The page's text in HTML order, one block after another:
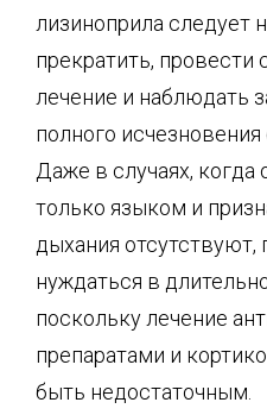
лизиноприла следует
прекратить,
лечение и наблюдать
полного
Даже в случаях, когда
только языком и
дыхания отсутствуют,
нуждаться в
поскольку лечение
препаратами и
быть недостаточным.